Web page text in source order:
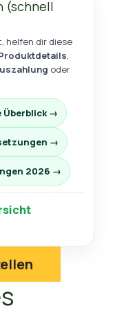
(schnell
helfen dir diese
,
oder
Überblick →
→
2026 →